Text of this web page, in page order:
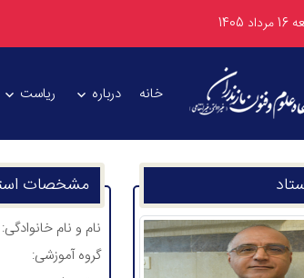
خانه درباره ریاست
مشخصات
نام و نام خانوادگی:
گروه آموزشی: